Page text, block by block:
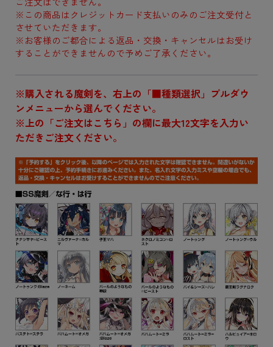
※この商品はクレジットカード支払いのみのご注文受付と
させていただきます。
※お客様のご都合による返品・交換・キャンセルはお受け
することができませんので予めご了承ください。
※購入される魔剣を、右上の「■種類選択」プルダウ
ンメニューから選んでください。
※上の「ご注文はこちら」の欄に最大12文字を入力い
ただきご注文ください。